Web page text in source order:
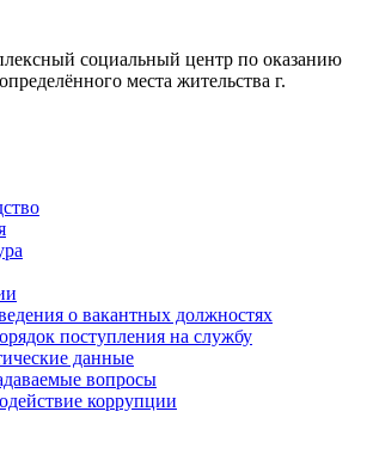
социальный центр по оказанию
места жительства г.
о вакантных должностях
поступления на службу
данные
вопросы
коррупции